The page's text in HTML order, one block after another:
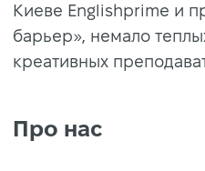
Киеве Englishprime и
барьер», немало
креативных
Про нас